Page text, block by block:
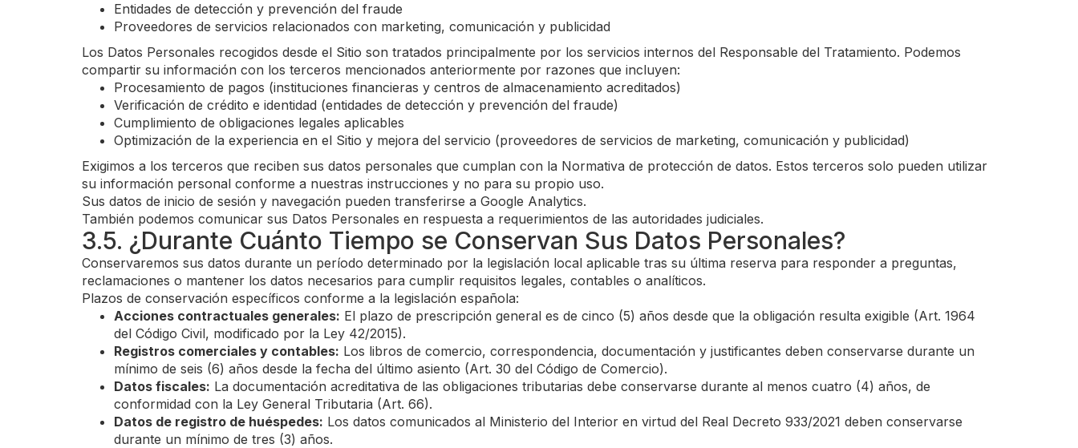
Entidades de detección y prevención del fraude
Proveedores de servicios relacionados con marketing, comunicación y publicidad
Los Datos Personales recogidos desde el Sitio son tratados principalmente por los servicios internos del Responsable del Tratamiento. Podemos
compartir su información con los terceros mencionados anteriormente por razones que incluyen:
Procesamiento de pagos (instituciones financieras y centros de almacenamiento acreditados)
Verificación de crédito e identidad (entidades de detección y prevención del fraude)
Cumplimiento de obligaciones legales aplicables
Optimización de la experiencia en el Sitio y mejora del servicio (proveedores de servicios de marketing, comunicación y publicidad)
Exigimos a los terceros que reciben sus datos personales que cumplan con la Normativa de protección de datos. Estos terceros solo pueden utilizar
su información personal conforme a nuestras instrucciones y no para su propio uso.
Sus datos de inicio de sesión y navegación pueden transferirse a Google Analytics.
También podemos comunicar sus Datos Personales en respuesta a requerimientos de las autoridades judiciales.
3.5. ¿Durante Cuánto Tiempo se Conservan Sus Datos Personales?
Conservaremos sus datos durante un período determinado por la legislación local aplicable tras su última reserva para responder a preguntas,
reclamaciones o mantener los datos necesarios para cumplir requisitos legales, contables o analíticos.
Plazos de conservación específicos conforme a la legislación española:
Acciones contractuales generales: El plazo de prescripción general es de cinco (5) años desde que la obligación resulta exigible (Art. 1964
del Código Civil, modificado por la Ley 42/2015).
Registros comerciales y contables: Los libros de comercio, correspondencia, documentación y justificantes deben conservarse durante un
mínimo de seis (6) años desde la fecha del último asiento (Art. 30 del Código de Comercio).
Datos fiscales: La documentación acreditativa de las obligaciones tributarias debe conservarse durante al menos cuatro (4) años, de
conformidad con la Ley General Tributaria (Art. 66).
Datos de registro de huéspedes: Los datos comunicados al Ministerio del Interior en virtud del Real Decreto 933/2021 deben conservarse
durante un mínimo de tres (3) años.